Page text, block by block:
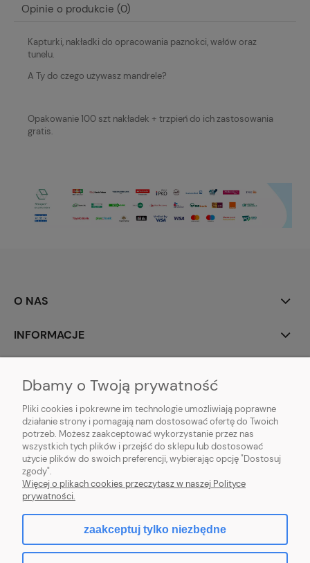
Opinie o produkcie (0)
Kapturki, nakładki do opracowania paznokci, wałów oraz
tunelu.
A Ty do czego używasz mandrele?
Opakowanie 100 szt nakładek + trzpień do ich zastosowania
gratis.
O NAS
INFORMACJE
POMOC
Hurtownia kosmetyczna Zby-Mal | ul. Mościckiego 14; 66-400 Gorzów
Wlkp. | NIP: 5992806699 | Tel.698 35 12 13|zby-mal@wp.pl
Dbamy o Twoją prywatność
Pliki cookies i pokrewne im technologie umożliwiają poprawne
działanie strony i pomagają nam dostosować ofertę do Twoich
potrzeb. Możesz zaakceptować wykorzystanie przez nas
wszystkich tych plików i przejść do sklepu lub dostosować
użycie plików do swoich preferencji, wybierając opcję "Dostosuj
zgody".
Więcej o plikach cookies przeczytasz w naszej Polityce
prywatności.
zaakceptuj tylko niezbędne